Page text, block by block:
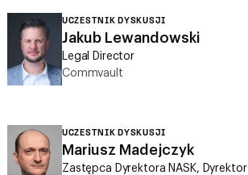
UCZESTNIK DYSKUSJI
Jakub Lewandowski
Legal Director
Commvault
UCZESTNIK DYSKUSJI
Mariusz Madejczyk
Zastępca Dyrektora NASK, Dyrektor